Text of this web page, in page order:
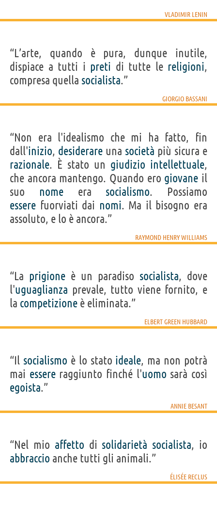
VLADIMIR LENIN
“L’arte, quando è pura, dunque inutile,
dispiace a tutti i preti di tutte le religioni,
compresa quella socialista.”
GIORGIO BASSANI
“Non era l'idealismo che mi ha fatto, fin
dall'inizio, desiderare una società più sicura e
razionale. È stato un giudizio intellettuale,
che ancora mantengo. Quando ero giovane il
suo nomeera socialismo. Possiamo
essere fuorviati dai nomi. Ma il bisogno era
assoluto, e lo è ancora.”
RAYMOND HENRY WILLIAMS
“La prigione è un paradiso socialista, dove
l'uguaglianza prevale, tutto viene fornito, e
la competizione è eliminata.”
ELBERT GREEN HUBBARD
“Il socialismo è lo stato ideale, ma non potrà
mai essereraggiunto finché l'uomo sarà così
egoista.”
ANNIE BESANT
“Nel mio affetto di solidarietà socialista, io
abbraccio anche tutti gli animali.”
ÉLISÉE RECLUS